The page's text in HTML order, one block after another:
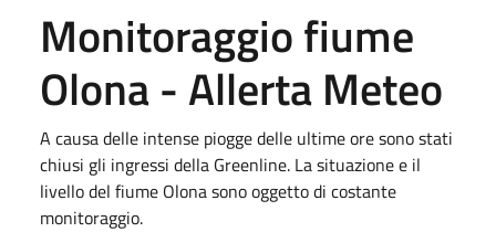
Monitoraggio fiume
Olona - Allerta Meteo
A causa delle intense piogge delle ultime ore sono stati
chiusi gli ingressi della Greenline. La situazione e il
livello del fiume Olona sono oggetto di costante
monitoraggio.